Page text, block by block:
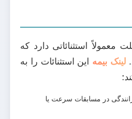
معمولاً استثنائاتی دارد که
لینک بیمه این استثنائات را به
در مسابقات سرعت یا